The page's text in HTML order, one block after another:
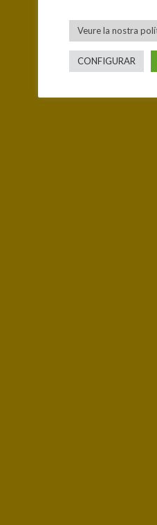
Veure la nostra
CONFIGURAR